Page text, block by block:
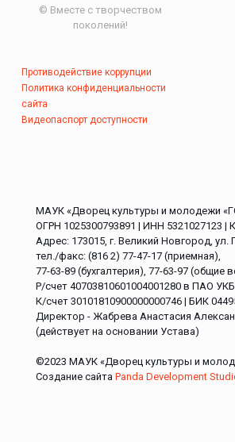
© Вместе с творчеством
поколений!
Противодействие коррупции
Политика конфиденциальности
сайта
Видеопаспорт доступности
МАУК «Дворец культуры и молодежи
ОГРН 1025300793891 | ИНН 5321027123 |
Адрес: 173015, г. Великий Новгород, ул.
тел./факс: (816 2) 77-47-17 (приемная),
77-63-89 (бухгалтерия), 77-63-97 (общие
Р/счет 40703810601004001280 в ПАО
К/счет 30101810900000000746 | БИК
Директор - Жабрева Анастасия
(действует на основании Устава)
©2023 МАУК «Дворец культуры и
Создание сайта Panda Development